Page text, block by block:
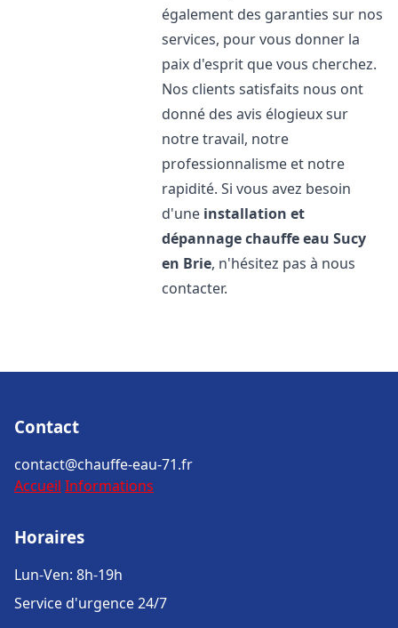
également des garanties sur nos
services, pour vous donner la
paix d'esprit que vous cherchez.
Nos clients satisfaits nous ont
donné des avis élogieux sur
notre travail, notre
professionnalisme et notre
rapidité. Si vous avez besoin
d'une installation et
dépannage chauffe eau Sucy
en Brie, n'hésitez pas à nous
contacter.
Contact
contact@chauffe-eau-71.fr
Accueil Informations
Horaires
Lun-Ven: 8h-19h
Service d'urgence 24/7